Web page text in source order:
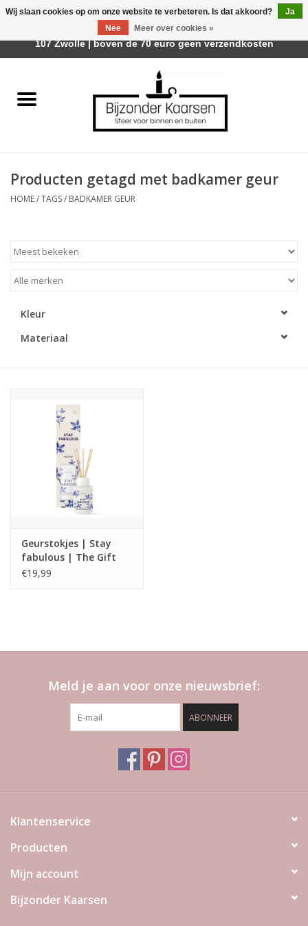
Räder Design Stories
Geurkaarsen
LED Kaarsen
Relatiegeschenken & Bedankjes
Huisparfums
Merken
Producten getagd met badkamer geur
HOME/TAGS/ BADKAMER GEUR
Kleur
Materiaal
Geurstokjes | Stay
fabulous | The Gift
Label
€19,99
Meld je aan voor onze nieuwsbrief:
ABONNEER
Klantenservice
Producten
Mijn account
Bijzonder Kaarsen
Wij slaan cookies op om onze website te verbeteren. Is dat akkoord?
Ja
Nee
Meer over cookies »
Afhalen is mogelijk bij Trotz Woon & Cadeau | Belvederelaan
107 Zwolle | boven de 70 euro geen verzendkosten